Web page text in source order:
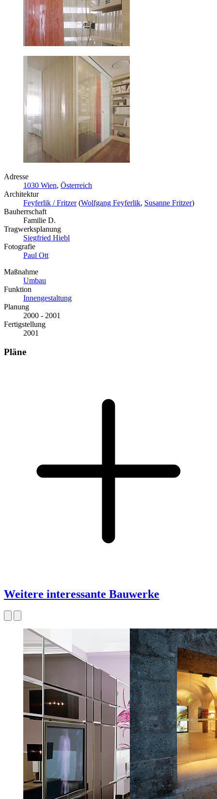
Adresse
1030 Wien, Österreich
Architektur
Feyferlik / Fritzer(Wolfgang Feyferlik, Susanne Fritzer)
Bauherrschaft
Familie D.
Tragwerksplanung
Siegfried Hiebl
Fotografie
Paul Ott
Maßnahme
Umbau
Funktion
Innengestaltung
Planung
2000 - 2001
Fertigstellung
2001
Pläne
Weitere interessante Bauwerke